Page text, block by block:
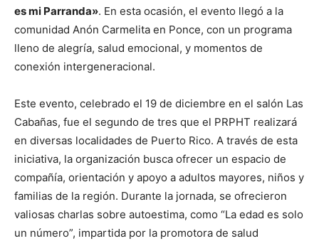
es mi Parranda». En esta ocasión, el evento llegó a la
comunidad Anón Carmelita en Ponce, con un programa
lleno de alegría, salud emocional, y momentos de
conexión intergeneracional.
Este evento, celebrado el 19 de diciembre en el salón Las
Cabañas, fue el segundo de tres que el PRPHT realizará
en diversas localidades de Puerto Rico. A través de esta
iniciativa, la organización busca ofrecer un espacio de
compañía, orientación y apoyo a adultos mayores, niños y
familias de la región. Durante la jornada, se ofrecieron
valiosas charlas sobre autoestima, como “La edad es solo
un número”, impartida por la promotora de salud